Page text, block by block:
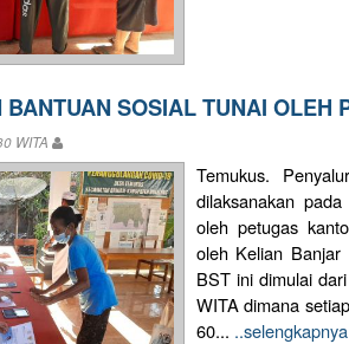
BANTUAN SOSIAL TUNAI OLEH
WITA
Temukus.
dilaksanakan
oleh petugas
oleh Kelian Banjar
BST ini dimulai
WITA dimana
60... ..selengkapnya